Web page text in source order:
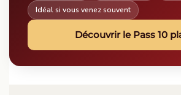
Idéal si vous venez souvent
Découvrir le Pass 10